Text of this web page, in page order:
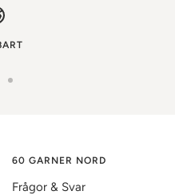
60 GARNER NORD
Frågor & Svar